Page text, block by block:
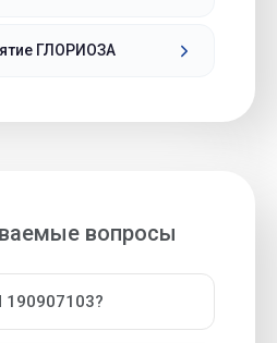
ГЛОРИОЗА
вопросы
190907103?